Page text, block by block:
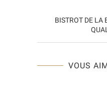
BISTROT DE LA
VOUS